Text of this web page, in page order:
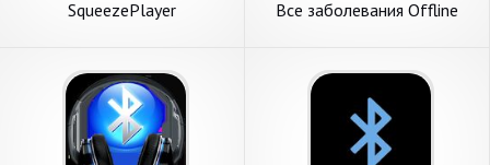
SqueezePlayer Все заболевания Offline